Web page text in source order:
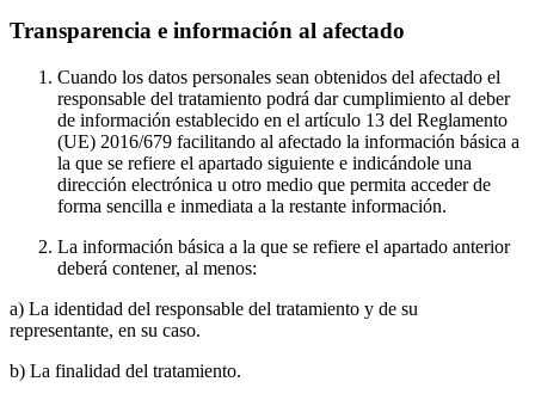
Transparencia e información al afectado
Cuando los datos personales sean obtenidos del afectado el
responsable del tratamiento podrá dar cumplimiento al deber
de información establecido en el artículo 13 del Reglamento
(UE) 2016/679 facilitando al afectado la información básica a
la que se refiere el apartado siguiente e indicándole una
dirección electrónica u otro medio que permita acceder de
forma sencilla e inmediata a la restante información.
La información básica a la que se refiere el apartado anterior
deberá contener, al menos:
a) La identidad del responsable del tratamiento y de su
representante, en su caso.
b) La finalidad del tratamiento.